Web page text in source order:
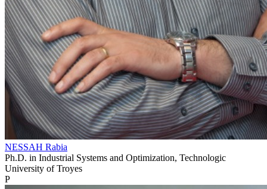
NESSAH Rabia
Ph.D. in Industrial Systems and Optimization, Technologic
University of Troyes
P